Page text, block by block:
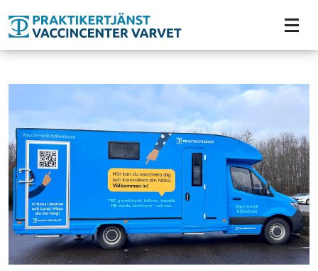
Tillgänglighetsmeny